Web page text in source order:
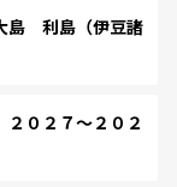
利島（伊豆諸
０２７～２０２